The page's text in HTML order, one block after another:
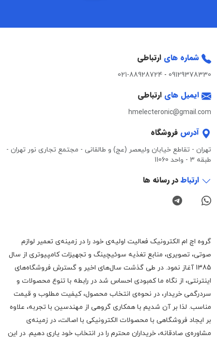
شماره های ارتباطی
09129378330
-
021-88928724
ایمیل های ارتباطی
hmelecteronic@gmail.com
آدرس فروشگاه
تهران - تقاطع خیابان ولیعصر (عج) و طالقانی - مجتمع تجاری نور تهران -
طبقه 3 - واحد 11060
ارتباطدر رسانه ها
گروه اچ ام الکترونیک فعالیت اولیه‌ی خود را در زمینه‌‌ی تعمیر لوازم
صوتی، تصویری، منابع تغذیه سوئیچینگ و تجهیزات کامپیوتری از سال
1385 آغاز نمود. در طی گذشت سال‌های اخیر و گسترش فروشگاه‌های
اینترنتی، از نگاه ما کمبودی احساس شد در رابطه با تنوع محصولات و
سردرگمی خریدار، در نحوه‌ی انتخاب محصول، کیفیت مطلوب و قیمت
مناسب. لذا بر آن شدیم با همکاری گروهی از مهندسین با تجربه، علاوه
بر ایجاد فروشگاهی با محصولات الکترونیکی با اصالت، در زمینه‌ی
مشاوره‌ی صادقانه، خریداران محترم را در انتخاب خود یاری دهیم. در این